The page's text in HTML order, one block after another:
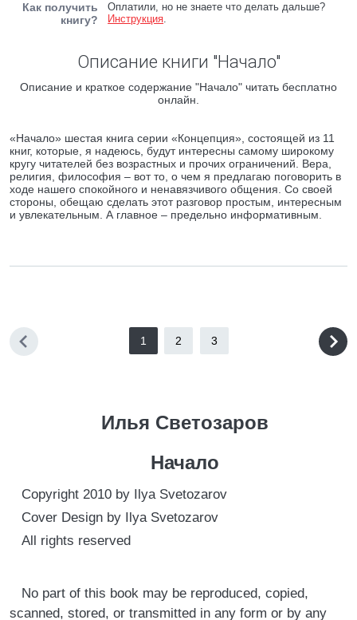
Как получить
книгу?
Оплатили, но не знаете что делать дальше?
Инструкция.
Описание книги "Начало"
Описание и краткое содержание "Начало" читать бесплатно
онлайн.
«Начало» шестая книга серии «Концепция», состоящей из 11
книг, которые, я надеюсь, будут интересны самому широкому
кругу читателей без возрастных и прочих ограничений. Вера,
религия, философия – вот то, о чем я предлагаю поговорить в
ходе нашего спокойного и ненавязчивого общения. Со своей
стороны, обещаю сделать этот разговор простым, интересным
и увлекательным. А главное – предельно информативным.
1 2 3
Илья Светозаров
Начало
Copyright 2010 by Ilya Svetozarov
Cover Design by Ilya Svetozarov
All rights reserved
No part of this book may be reproduced, copied,
scanned, stored, or transmitted in any form or by any